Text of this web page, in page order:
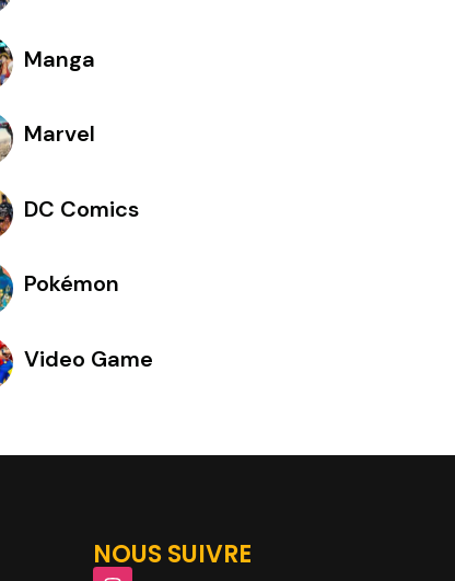
Manga
Marvel
DC Comics
Pokémon
Video Game
NOUS SUIVRE